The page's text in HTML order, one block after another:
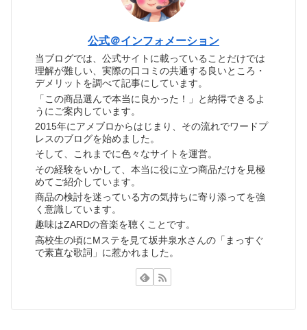
公式＠インフォメーション
当ブログでは、公式サイトに載っていることだけでは
理解が難しい、実際の口コミの共通する良いところ・
デメリットを調べて記事にしています。
「この商品選んで本当に良かった！」と納得できるよ
うにご案内しています。
2015年にアメブロからはじまり、その流れでワードプ
レスのブログを始めました。
そして、これまでに色々なサイトを運営。
その経験をいかして、本当に役に立つ商品だけを見極
めてご紹介しています。
商品の検討を迷っている方の気持ちに寄り添ってを強
く意識しています。
趣味はZARDの音楽を聴くことです。
高校生の頃にMステを見て坂井泉水さんの「まっすぐ
で素直な歌詞」に惹かれました。